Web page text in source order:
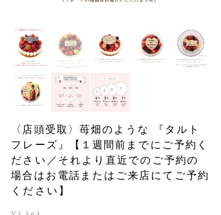
〈店頭受取〉苺畑のような 『タルト
フレーズ』【１週間前までにご予約く
ださい／それより直近でのご予約の
場合はお電話またはご来店にてご予約
ください】